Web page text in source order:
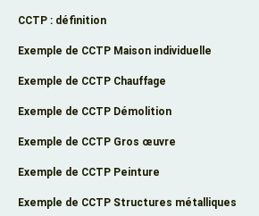
CCTP : définition
Exemple de CCTP Maison individuelle
Exemple de CCTP Chauffage
Exemple de CCTP Démolition
Exemple de CCTP Gros œuvre
Exemple de CCTP Peinture
Exemple de CCTP Structures métalliques